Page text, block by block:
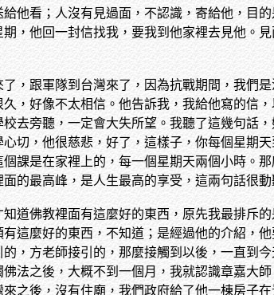
給他看；人沒有見過面，不認識，寄給他，目
期，他回一封信找我，要我到他家裡去見他。
了，跟軍隊到台灣來了，因為抗戰期間，我們
久，好像不太相信。他告訴我，我給他寫的信
校去旁聽，一定會大失所望。我聽了這幾句話
心切，他很慈悲，好了，這樣子，你每個星期
個課是在家裡上的，每一個星期天兩個小時。
的最高峰，是人生最高的享受，這兩句話很動
知道佛教裡面有這麼好的東西，原先我最排斥
有這麼好的東西，不知道；是經過他的介紹，
，方老師接引的，那麼接觸到以後，一直到
佛法之後，大概不到一個月，我就認識章嘉大
來之後，沒有住廟，我們政府給了他一棟房子